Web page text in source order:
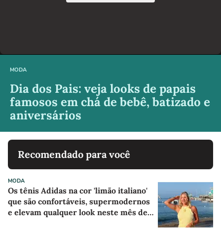
MODA
Dia dos Pais: veja looks de papais
famosos em chá de bebê, batizado e
aniversários
Recomendado para você
MODA
Os tênis Adidas na cor 'limão italiano'
que são confortáveis, supermodernos
e elevam qualquer look neste mês de